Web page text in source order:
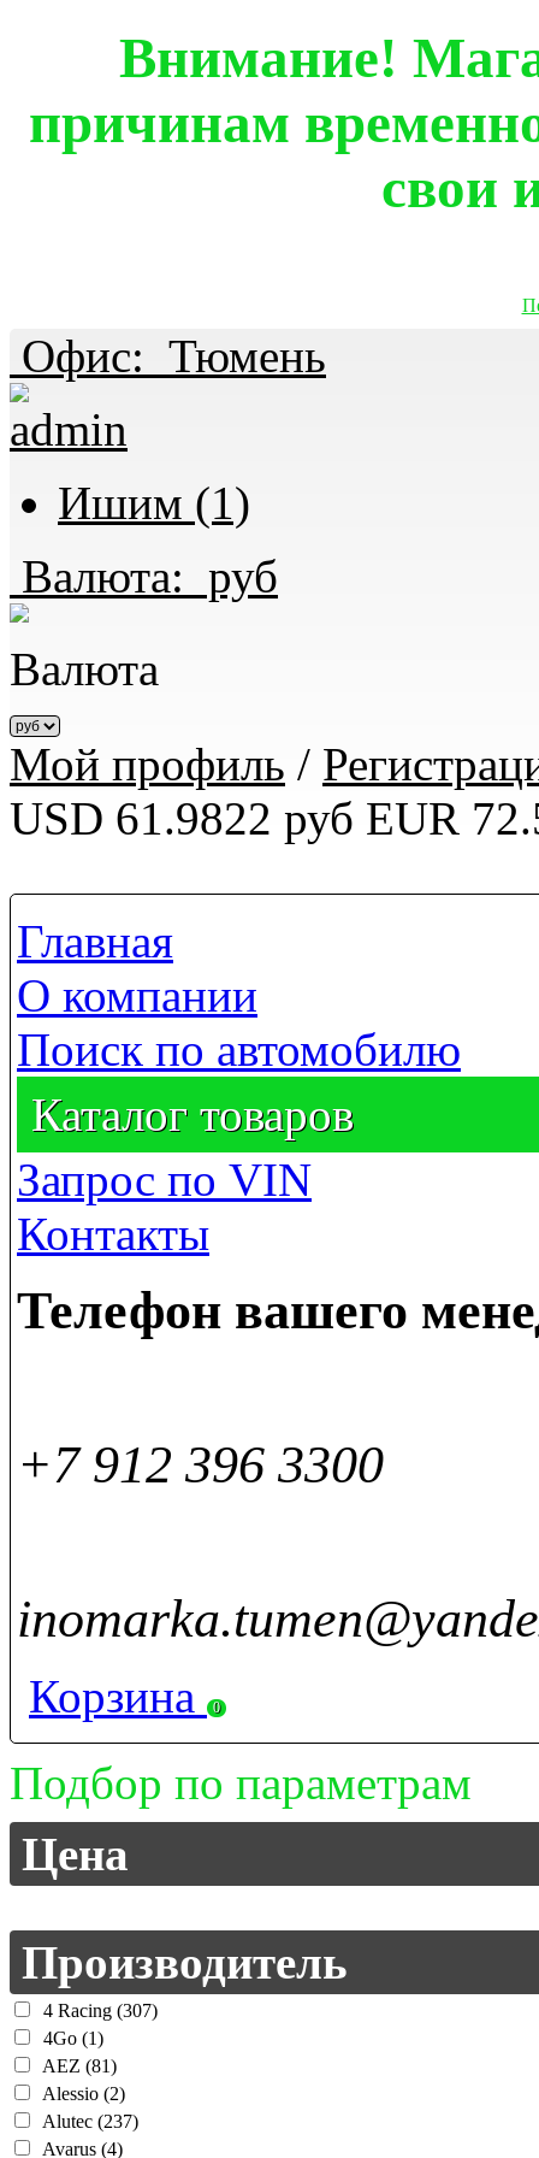
Внимание!
причинам
свои
Офис: Тюмень
Ишим (1)
Валюта: руб
Валюта
Мой профиль /
USD 61.9822 руб EUR
Главная
О компании
Поиск по автомобилю
Каталог товаров
Запрос по VIN
Контакты
Телефон вашего
+7 912 396 3300
Корзина 0
Подбор по параметрам
Цена
Производитель
4 Racing (307)
4Go (1)
AEZ (81)
Alessio (2)
Alutec (237)
Avarus (4)